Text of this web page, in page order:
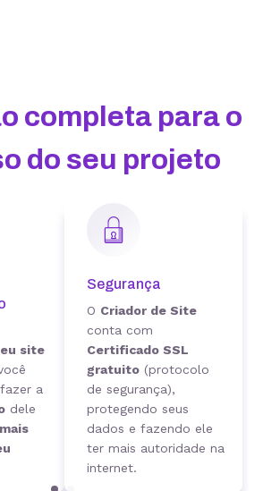
completa para o
do seu projeto
site
a
dele
mais
Segurança
O Criador de Site
conta com
Certificado SSL
gratuito (protocolo
de segurança),
protegendo seus
dados e fazendo ele
ter mais autoridade na
internet.